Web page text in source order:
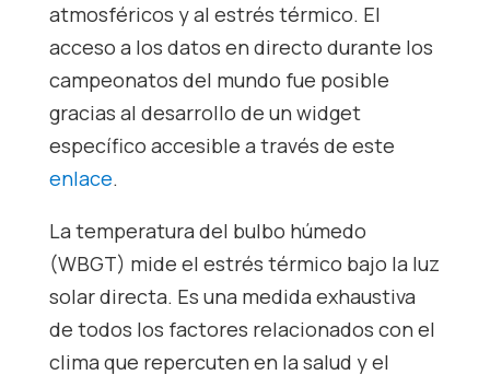
atmosféricos y al estrés térmico. El
acceso a los datos en directo durante los
campeonatos del mundo fue posible
gracias al desarrollo de un widget
específico accesible a través de este
enlace.
La temperatura del bulbo húmedo
(WBGT) mide el estrés térmico bajo la luz
solar directa. Es una medida exhaustiva
de todos los factores relacionados con el
clima que repercuten en la salud y el